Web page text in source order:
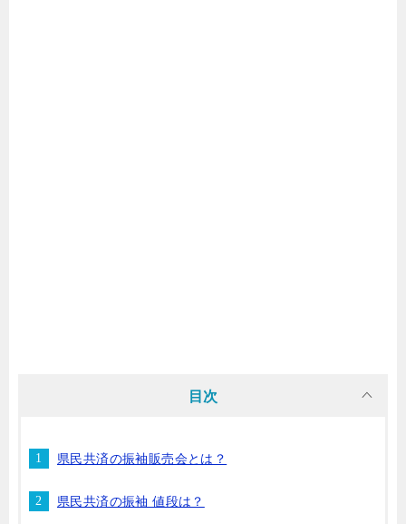
目次
県民共済の振袖販売会とは？
県民共済の振袖 値段は？